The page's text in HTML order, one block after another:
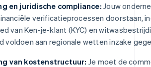
en juridische compliance: Jouw
verificatieprocessen doorstaan,
van Ken-je-klant (KYC) en
voldoen aan regionale wetten inzake
van kostenstructuur: Je moet de